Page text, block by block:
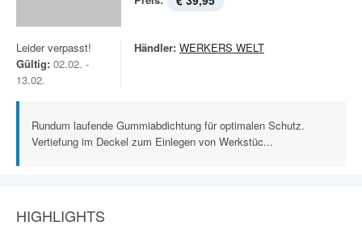
Leider verpasst!
Gültig: 02.02. -
13.02.
Händler: WERKERS WELT
Rundum laufende Gummiabdichtung für optimalen Schutz.
Vertiefung im Deckel zum Einlegen von Werkstüc...
HIGHLIGHTS